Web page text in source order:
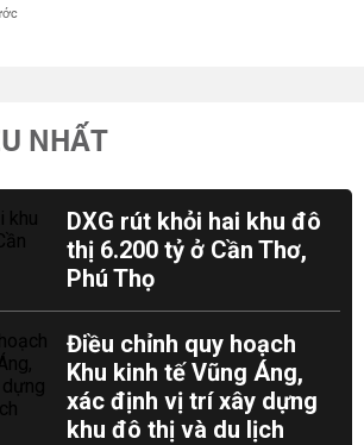
NHẤT
DXG rút khỏi hai khu đô
thị 6.200 tỷ ở Cần Thơ,
Phú Thọ
Điều chỉnh quy hoạch
Khu kinh tế Vũng Áng,
xác định vị trí xây dựng
khu đô thị và du lịch